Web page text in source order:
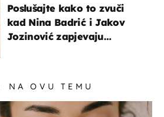
Poslušajte kako to zvuči
kad Nina Badrić i Jakov
Jozinović zapjevaju
NA OVU TEMU